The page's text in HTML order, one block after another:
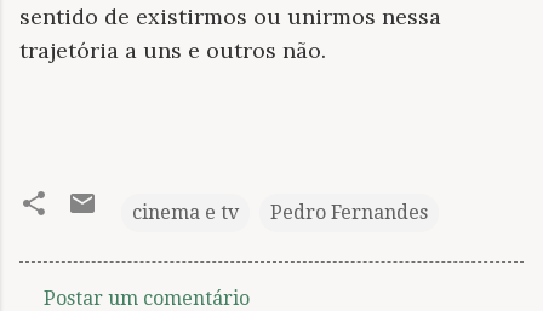
sentido de existirmos ou unirmos nessa
trajetória a uns e outros não.
cinema e tv Pedro Fernandes
Postar um comentário